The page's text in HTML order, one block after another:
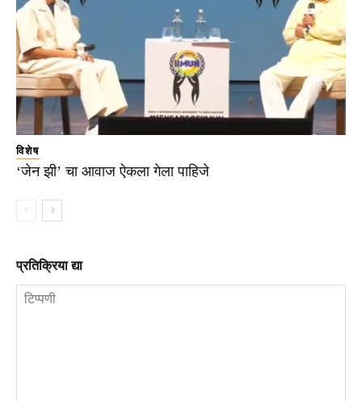
विशेष
‘जेन झी’ चा आवाज ऐकला गेला पाहिजे
प्रतिक्रिया द्या